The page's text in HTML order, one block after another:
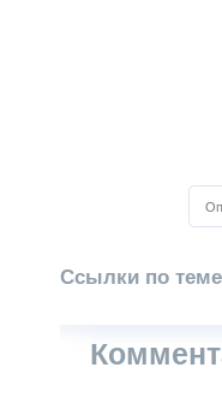
Ссылки по